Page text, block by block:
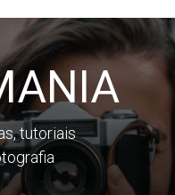
tutoriais